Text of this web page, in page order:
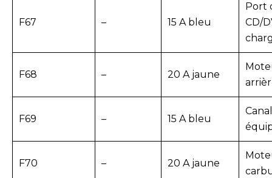
F67 – 15 A bleu
Port
CD/
F68 – 20 A jaune
F69 – 15 A bleu
F70 – 20 A jaune